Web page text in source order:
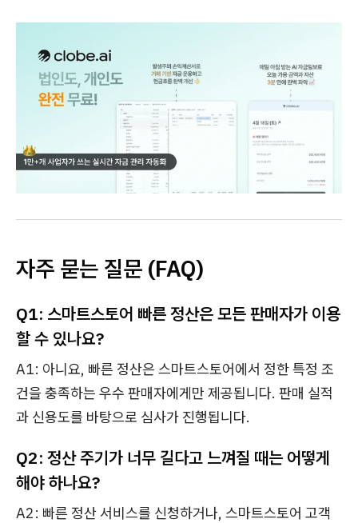
자주 묻는 질문 (FAQ)
Q1: 스마트스토어 빠른 정산은 모든 판매자가 이용
할 수 있나요?
A1: 아니요, 빠른 정산은 스마트스토어에서 정한 특정 조
건을 충족하는 우수 판매자에게만 제공됩니다. 판매 실적
과 신용도를 바탕으로 심사가 진행됩니다.
Q2: 정산 주기가 너무 길다고 느껴질 때는 어떻게
해야 하나요?
A2: 빠른 정산 서비스를 신청하거나, 스마트스토어 고객